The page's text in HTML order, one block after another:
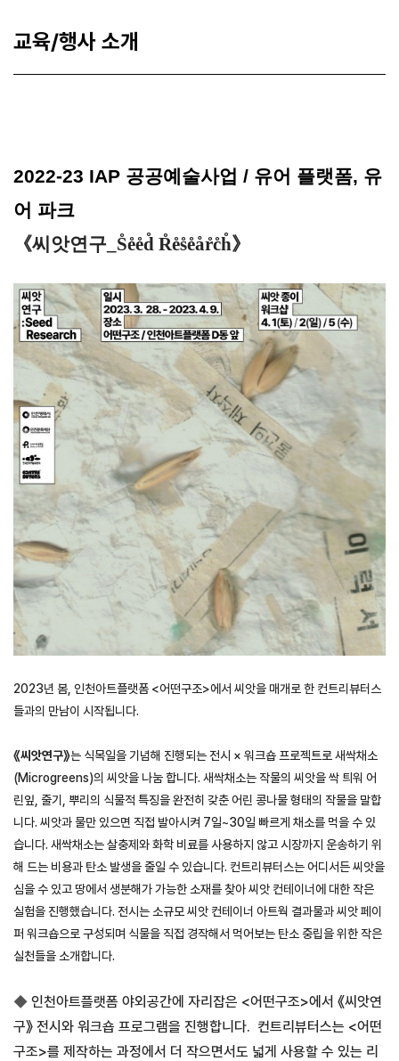
교육/행사 소개
2022-23 IAP 공공예술사업 / 유어 플랫폼, 유
어 파크
《씨앗연구_S̊e̊e̊d̊ R̊e̊s̊e̊år̊c̊h̊》
2023년 봄, 인천아트플랫폼 <어떤구조>에서 씨앗을 매개로 한 컨트리뷰터스
들과의 만남이 시작됩니다.
《씨앗연구》는 식목일을 기념해 진행되는 전시 × 워크숍 프로젝트로 새싹채소
(Microgreens)의 씨앗을 나눔 합니다. 새싹채소는 작물의 씨앗을 싹 틔워 어
린잎, 줄기, 뿌리의 식물적 특징을 완전히 갖춘 어린 콩나물 형태의 작물을 말합
니다. 씨앗과 물만 있으면 직접 발아시켜 7일~30일 빠르게 채소를 먹을 수 있
습니다. 새싹채소는 살충제와 화학 비료를 사용하지 않고 시장까지 운송하기 위
해 드는 비용과 탄소 발생을 줄일 수 있습니다. 컨트리뷰터스는 어디서든 씨앗을
심을 수 있고 땅에서 생분해가 가능한 소재를 찾아 씨앗 컨테이너에 대한 작은
실험을 진행했습니다. 전시는 소규모 씨앗 컨테이너 아트웍 결과물과 씨앗 페이
퍼 워크숍으로 구성되며 식물을 직접 경작해서 먹어보는 탄소 중립을 위한 작은
실천들을 소개합니다.
◆ 인천아트플랫폼 야외공간에 자리잡은 <어떤구조>에서 《씨앗연
구》 전시와 워크숍 프로그램을 진행합니다. 컨트리뷰터스는 <어떤
구조>를 제작하는 과정에서 더 작으면서도 넓게 사용할 수 있는 리